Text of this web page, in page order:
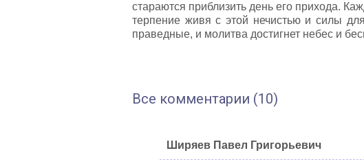
стараются приблизить день его прихода.
терпение живя с этой нечистью и силы
праведные, и молитва достигнет небес и
Все комментарии (10)
Ширяев Павел Григорьевич